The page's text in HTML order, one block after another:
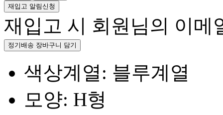
재입고 알림신청
재입고 시 회원님의 이메
정기배송 장바구니 담기
색상계열: 블루계열
모양: H형